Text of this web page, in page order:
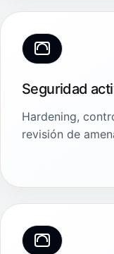
Seguridad
Hardening,
revisión de